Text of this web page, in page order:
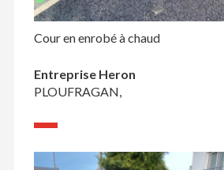
Cour en enrobé à chaud
Entreprise Heron
PLOUFRAGAN,